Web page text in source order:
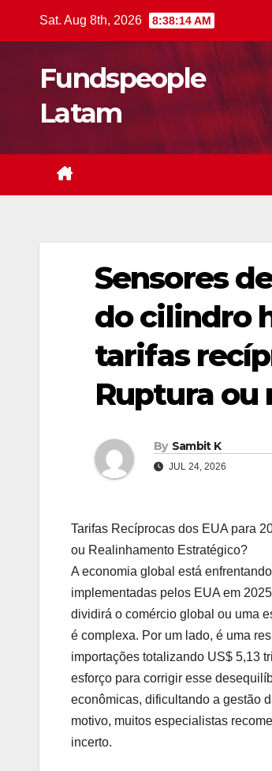
Sat. Aug 8th, 2026 8:38:15 AM
Fundspeople
Latam
Sensores
do cilindro
tarifas
Ruptura ou
By Sambit K
JUL 24, 2026
Tarifas Recíprocas dos EUA para
ou Realinhamento Estratégico?
A economia global está
implementadas pelos EUA em
dividirá o comércio global ou uma
é complexa. Por um lado, é uma
importações totalizando US$ 5,13
esforço para corrigir esse
econômicas, dificultando a gestão
motivo, muitos especialistas
incerto.